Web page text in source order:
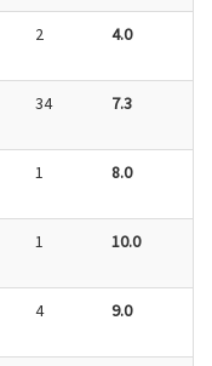
2 4.0
34 7.3
1 8.0
1 10.0
4 9.0